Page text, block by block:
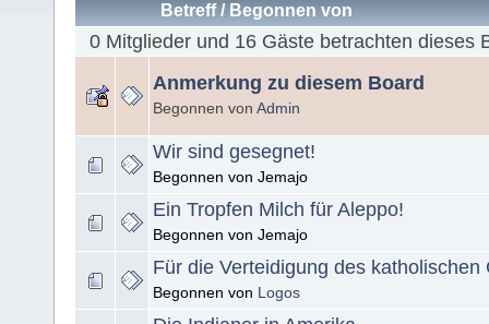
Betreff/ Begonnen von
0 Mitglieder und 16 Gäste betrachten dieses
Anmerkung zu diesem Board
Begonnen von Admin
Wir sind gesegnet!
Begonnen von Jemajo
Ein Tropfen Milch für Aleppo!
Begonnen von Jemajo
Für die Verteidigung des katholischen
Begonnen von Logos